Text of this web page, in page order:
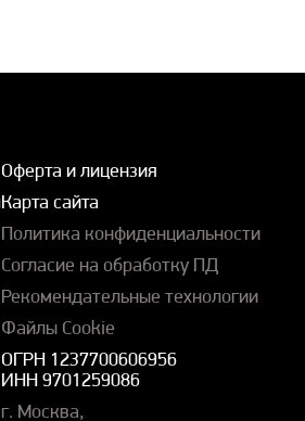
Оферта и лицензия
Карта сайта
Политика конфиденциальности
Согласие на обработку ПД
Рекомендательные технологии
Файлы Cookie
ОГРН 1237700606956
ИНН 9701259086
г. Москва,